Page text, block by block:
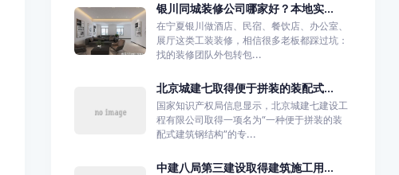
银川同城装修公司哪家好？本地实...
在宁夏银川做酒店、民宿、餐饮店、办公室、
展厅这类工装装修，相信很多老板都踩过坑：
找的装修团队外包转包...
北京城建七取得便于拼装的装配式...
国家知识产权局信息显示，北京城建七建设工
程有限公司取得一项名为“一种便于拼装的装
配式建筑钢结构”的专...
中建八局第三建设取得建筑施工用...